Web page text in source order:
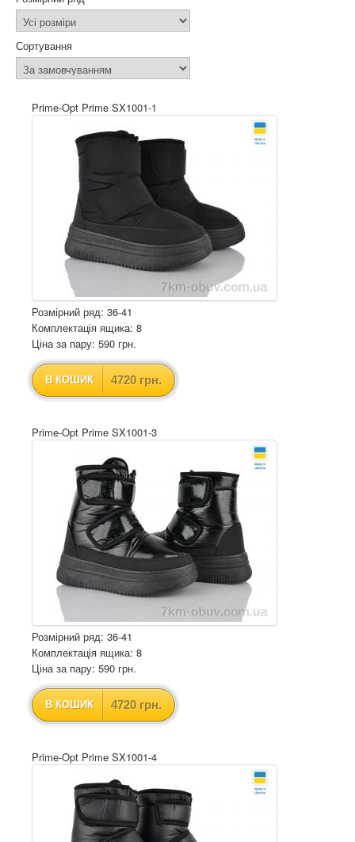
Сортування
Prime-Opt Prime SX1001-1
Розмірний ряд: 36-41
Комплектація ящика: 8
Ціна за пару: 590 грн.
В КОШИК 4720 грн.
Prime-Opt Prime SX1001-3
Розмірний ряд: 36-41
Комплектація ящика: 8
Ціна за пару: 590 грн.
В КОШИК 4720 грн.
Prime-Opt Prime SX1001-4